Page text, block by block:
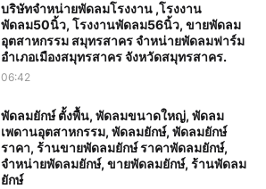
บริษัทจำหน่ายพัดลมโรงงาน ,โรงงาน
พัดลม50นิ้ว, โรงงานพัดลม56นิ้ว, ขายพัดลม
อุตสาหกรรม สมุทรสาคร จำหน่ายพัดลมฟาร์ม
อำเภอเมืองสมุทรสาคร จังหวัดสมุทรสาคร.
06:42
พัดลมยักษ์ ตั้งพื้น, พัดลมขนาดใหญ่, พัดลม
เพดานอุตสาหกรรม, พัดลมยักษ์, พัดลมยักษ์
ราคา, ร้านขายพัดลมยักษ์ ราคาพัดลมยักษ์,
จำหน่ายพัดลมยักษ์, ขายพัดลมยักษ์, ร้านพัดลม
ยักษ์